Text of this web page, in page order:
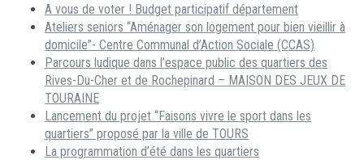
A vous de voter ! Budget participatif département
Ateliers seniors “Aménager son logement pour bien vieillir à
domicile”- Centre Communal d’Action Sociale (CCAS)
Parcours ludique dans l’espace public des quartiers des
Rives-Du-Cher et de Rochepinard – MAISON DES JEUX DE
TOURAINE
Lancement du projet “Faisons vivre le sport dans les
quartiers” proposé par la ville de TOURS
La programmation d’été dans les quartiers